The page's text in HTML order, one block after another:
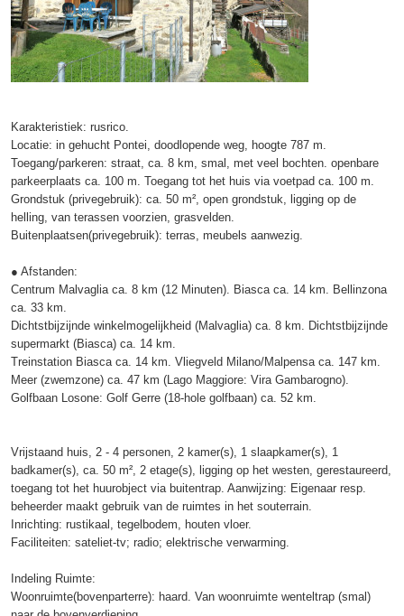
Karakteristiek: rusrico.
Locatie: in gehucht Pontei, doodlopende weg, hoogte 787 m.
Toegang/parkeren: straat, ca. 8 km, smal, met veel bochten. openbare
parkeerplaats ca. 100 m. Toegang tot het huis via voetpad ca. 100 m.
Grondstuk (privegebruik): ca. 50 m², open grondstuk, ligging op de
helling, van terassen voorzien, grasvelden.
Buitenplaatsen(privegebruik): terras, meubels aanwezig.
● Afstanden:
Centrum Malvaglia ca. 8 km (12 Minuten). Biasca ca. 14 km. Bellinzona
ca. 33 km.
Dichtstbijzijnde winkelmogelijkheid (Malvaglia) ca. 8 km. Dichtstbijzijnde
supermarkt (Biasca) ca. 14 km.
Treinstation Biasca ca. 14 km. Vliegveld Milano/Malpensa ca. 147 km.
Meer (zwemzone) ca. 47 km (Lago Maggiore: Vira Gambarogno).
Golfbaan Losone: Golf Gerre (18-hole golfbaan) ca. 52 km.
Vrijstaand huis, 2 - 4 personen, 2 kamer(s), 1 slaapkamer(s), 1
badkamer(s), ca. 50 m², 2 etage(s), ligging op het westen, gerestaureerd,
toegang tot het huurobject via buitentrap. Aanwijzing: Eigenaar resp.
beheerder maakt gebruik van de ruimtes in het souterrain.
Inrichting: rustikaal, tegelbodem, houten vloer.
Faciliteiten: sateliet-tv; radio; elektrische verwarming.
Indeling Ruimte:
Woonruimte(bovenparterre): haard. Van woonruimte wenteltrap (smal)